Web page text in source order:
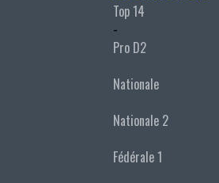
Top 14
-
Pro D2
Nationale
Nationale 2
Fédérale 1